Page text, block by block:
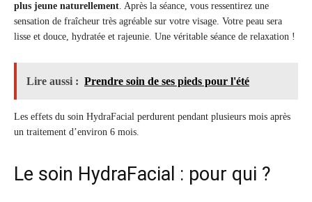
plus jeune naturellement. Après la séance, vous ressentirez une
sensation de fraîcheur très agréable sur votre visage. Votre peau sera
lisse et douce, hydratée et rajeunie. Une véritable séance de relaxation !
Lire aussi : Prendre soin de ses pieds pour l'été
Les effets du soin HydraFacial perdurent pendant plusieurs mois après
un traitement d’environ 6 mois.
Le soin HydraFacial : pour qui ?